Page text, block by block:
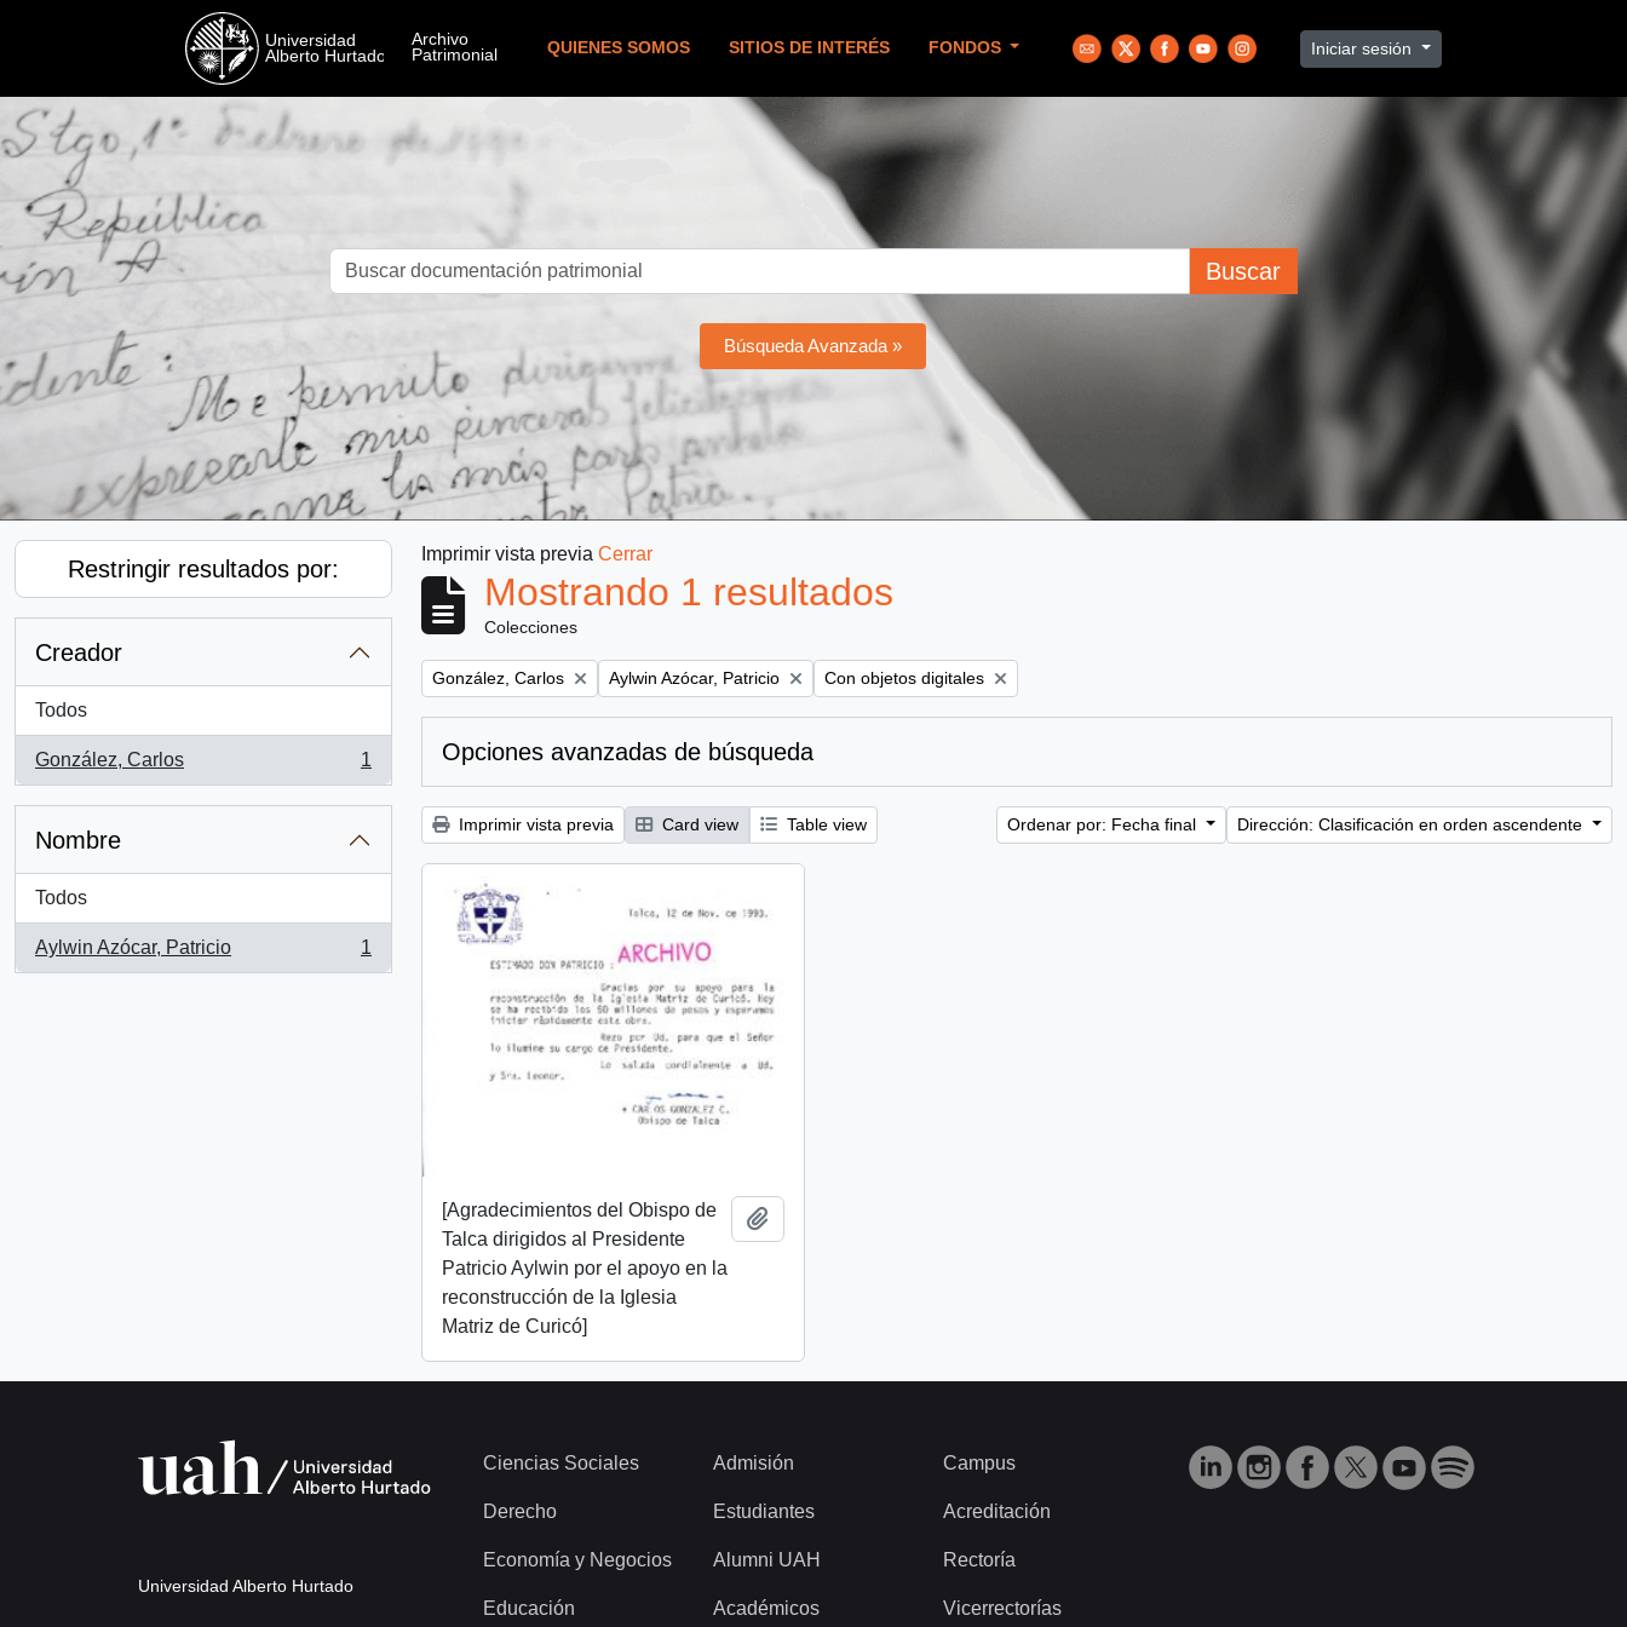
QUIENES SOMOS SITIOS DE INTERÉS FONDOS Iniciar sesión
Buscar
Búsqueda Avanzada »
Restringir resultados por:
Creador
Todos
González, Carlos
, 1 resultados
1
Nombre
Todos
Aylwin Azócar, Patricio
, 1 resultados
1
Imprimir vista previa Cerrar
Mostrando 1 resultados
Colecciones
Remove filter:
González, Carlos Remove filter:
Aylwin Azócar, Patricio Remove filter:
Con objetos digitales
Opciones avanzadas de búsqueda
Imprimir vista previa Card view Table view Ordenar por: Fecha final Dirección: Clasificación en orden ascendente
[Agradecimientos del Obispo de
Talca dirigidos al Presidente
Patricio Aylwin por el apoyo en la
reconstrucción de la Iglesia
Matriz de Curicó]
Universidad Alberto Hurtado
Ciencias Sociales
Derecho
Economía y Negocios
Educación
Admisión
Estudiantes
Alumni UAH
Académicos
Campus
Acreditación
Rectoría
Vicerrectorías